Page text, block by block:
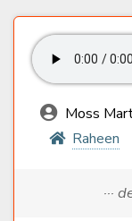
Moss
Raheen
···